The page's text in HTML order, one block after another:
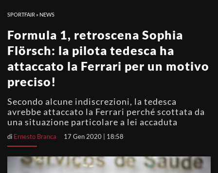
SPORTFAIR » NEWS
Formula 1, retroscena Sophia
Flörsch: la pilota tedesca ha
attaccato la Ferrari per un motivo
preciso!
Secondo alcune indiscrezioni, la tedesca
avrebbe attaccato la Ferrari perché scottata da
una situazione particolare a lei accaduta
di Ernesto Branca 17 Gen 2020 | 18:58